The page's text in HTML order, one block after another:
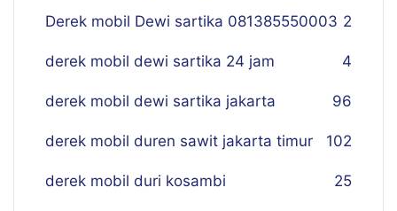
Derek mobil Dewi sartika 081385550003 2
derek mobil dewi sartika 24 jam 4
derek mobil dewi sartika jakarta 96
derek mobil duren sawit jakarta timur 102
derek mobil duri kosambi 25